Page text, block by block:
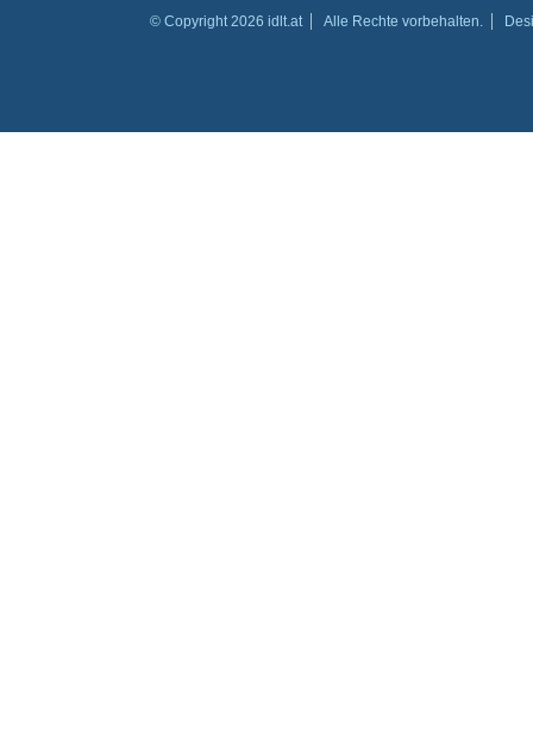
© Copyright 2026 idlt.at Alle Rechte vorbehalten.